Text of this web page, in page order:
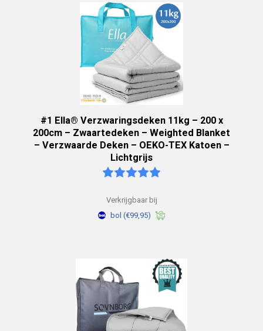
#1 Ella® Verzwaringsdeken 11kg – 200 x
200cm – Zwaartedeken – Weighted Blanket
– Verzwaarde Deken – OEKO-TEX Katoen –
Lichtgrijs
Verkrijgbaar bij
bol (€99,95)